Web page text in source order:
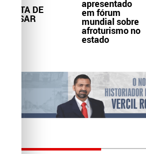
NOTA DE
PESAR
apresentado
em fórum
mundial sobre
afroturismo no
estado